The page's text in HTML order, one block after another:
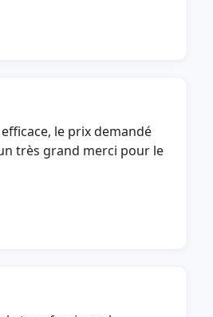
le prix demandé
très grand merci pour le